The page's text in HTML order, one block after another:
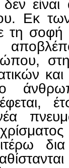
Εκ
τη σοφή